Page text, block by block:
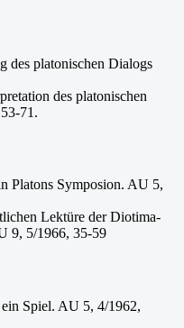
des platonischen Dialogs
des platonischen
71.
Platons Symposion. AU 5,
Lektüre der Diotima-
9, 5/1966, 35-59
Spiel. AU 5, 4/1962,